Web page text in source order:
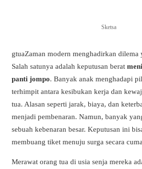
Sketsa
gtuaZaman modern menghadirkan dilema
Salah satunya adalah keputusan berat
panti jompo. Banyak anak menghadapi
terhimpit antara kesibukan kerja dan
tua. Alasan seperti jarak, biaya, dan
menjadi pembenaran. Namun, banyak
sebuah kebenaran besar. Keputusan ini
membuang tiket menuju surga secara
Merawat orang tua di usia senja mereka